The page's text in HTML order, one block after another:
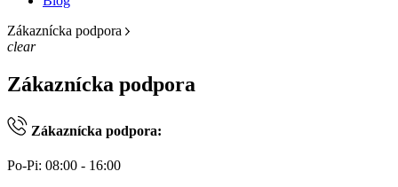
Zákaznícka podpora
clear
Zákaznícka podpora
Zákaznícka podpora:
Po-Pi: 08:00 - 16:00